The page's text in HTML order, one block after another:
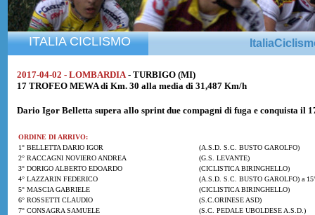
ITALIA CICLISMO
2017-04-02 - LOMBARDIA - TURBIGO (MI)
17 TROFEO MEWA di Km. 30 alla media di 31,487 Km/h
Dario Igor Belletta supera allo sprint due compagni di fuga e conquista il
ORDINE DI ARRIVO:
1° BELLETTA DARIO IGOR
(A.S.D. S.C. BUSTO GAROLFO)
2° RACCAGNI NOVIERO ANDREA
(G.S. LEVANTE)
3° DORIGO ALBERTO EDOARDO
(CICLISTICA BIRINGHELLO)
4° LAZZARIN FEDERICO
(A.S.D. S.C. BUSTO GAROLFO) a
5° MASCIA GABRIELE
(CICLISTICA BIRINGHELLO)
6° ROSSETTI CLAUDIO
(S.C.ORINESE ASD)
7° CONSAGRA SAMUELE
(S.C. PEDALE UBOLDESE A.S.D.)